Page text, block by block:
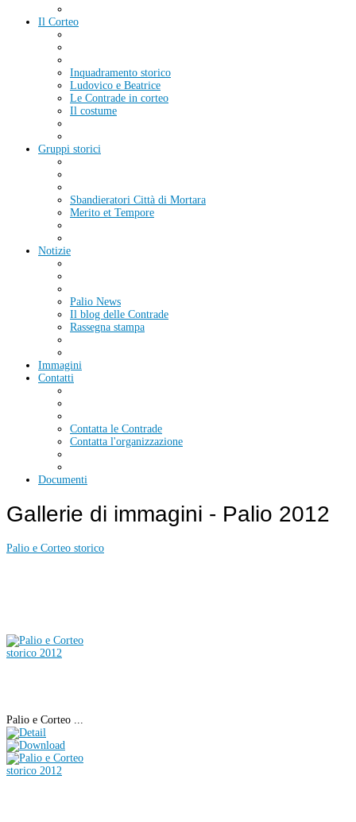
Il Corteo
Inquadramento storico
Ludovico e Beatrice
Le Contrade in corteo
Il costume
Gruppi storici
Sbandieratori Città di Mortara
Merito et Tempore
Notizie
Palio News
Il blog delle Contrade
Rassegna stampa
Immagini
Contatti
Contatta le Contrade
Contatta l'organizzazione
Documenti
Gallerie di immagini - Palio 2012
Palio e Corteo storico
Palio e Corteo ...